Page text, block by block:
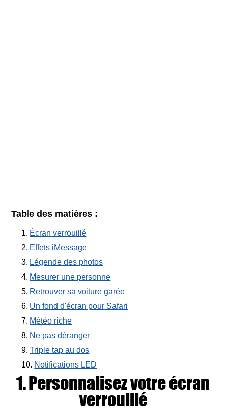
Table des matières :
Écran verrouillé
Effets iMessage
Légende des photos
Mesurer une personne
Retrouver sa voiture garée
Un fond d'écran pour Safari
Météo riche
Ne pas déranger
Triple tap au dos
Notifications LED
1. Personnalisez votre écran
verrouillé